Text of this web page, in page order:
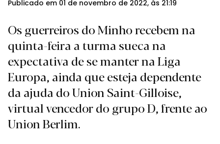
Publicado em 01 de novembro de 2022, às 21:19
Os guerreiros do Minho recebem na
quinta-feira a turma sueca na
expectativa de se manter na Liga
Europa, ainda que esteja dependente
da ajuda do Union Saint-Gilloise,
virtual vencedor do grupo D, frente ao
Union Berlim.